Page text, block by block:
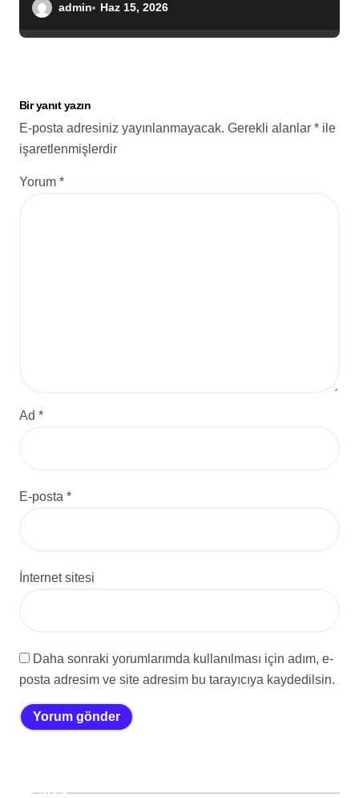
admin Haz 15, 2026
Bir yanıt yazın
E-posta adresiniz yayınlanmayacak. Gerekli alanlar * ile
işaretlenmişlerdir
Yorum *
Ad *
E-posta *
İnternet sitesi
Daha sonraki yorumlarımda kullanılması için adım, e-
posta adresim ve site adresim bu tarayıcıya kaydedilsin.
Ara